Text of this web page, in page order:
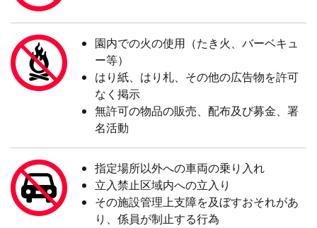
園内での火の使用（たき火、バーベキュ
ー等）
はり紙、はり札、その他の広告物を許可
なく掲示
無許可の物品の販売、配布及び募金、署
名活動
指定場所以外への車両の乗り入れ
立入禁止区域内への立入り
その施設管理上支障を及ぼすおそれがあ
り、係員が制止する行為